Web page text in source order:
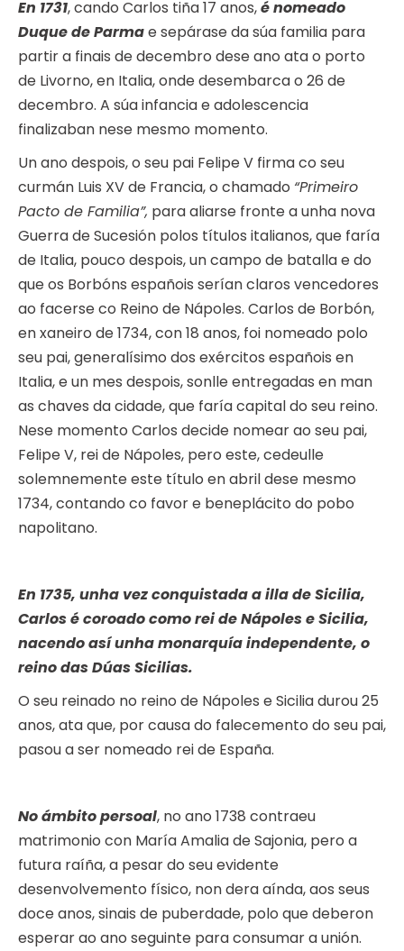
En 1731, cando Carlos tiña 17 anos,é nomeado
Duque de Parmae sepárase da súa familia para
partir a finais de decembro dese ano ata o porto
de Livorno, en Italia, onde desembarca o 26 de
decembro. A súa infancia e adolescencia
finalizaban nese mesmo momento.
Un ano despois, o seu pai Felipe V firma co seu
curmán Luis XV de Francia, o chamado “Primeiro
Pacto de Familia”, para aliarse fronte a unha nova
Guerra de Sucesión polos títulos italianos, que faría
de Italia, pouco despois, un campo de batalla e do
que os Borbóns españois serían claros vencedores
ao facerse co Reino de Nápoles. Carlos de Borbón,
en xaneiro de 1734, con 18 anos, foi nomeado polo
seu pai, generalísimo dos exércitos españois en
Italia, e un mes despois, sonlle entregadas en man
as chaves da cidade, que faría capital do seu reino.
Nese momento Carlos decide nomear ao seu pai,
Felipe V, rei de Nápoles, pero este, cedeulle
solemnemente este título en abril dese mesmo
1734, contando co favor e beneplácito do pobo
napolitano.
En 1735, unha vez conquistada a illa de Sicilia,
Carlos é coroado como rei de Nápoles e Sicilia,
nacendo así unha monarquía independente, o
reino das Dúas Sicilias.
O seu reinado no reino de Nápoles e Sicilia durou 25
anos, ata que, por causa do falecemento do seu pai,
pasou a ser nomeado rei de España.
No ámbito persoal, no ano 1738 contraeu
matrimonio con María Amalia de Sajonia, pero a
futura raíña, a pesar do seu evidente
desenvolvemento físico, non dera aínda, aos seus
doce anos, sinais de puberdade, polo que deberon
esperar ao ano seguinte para consumar a unión.